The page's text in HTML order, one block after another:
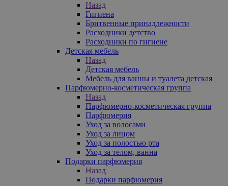
Назад
Гигиена
Бритвенные принадлежности
Расходники детство
Расходники по гигиене
Детская мебель
Назад
Детская мебель
Мебель для ванны и туалета детская
Парфюмерно-косметическая группа
Назад
Парфюмерно-косметическая группа
Парфюмерия
Уход за волосами
Уход за лицом
Уход за полостью рта
Уход за телом, ванна
Подарки парфюмерия
Назад
Подарки парфюмерия